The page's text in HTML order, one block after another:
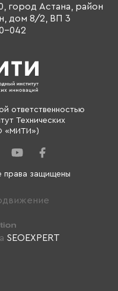
ответственностью
Технических
«МИТИ»)
защищены
SEOEXPERT
город Астана, район
дом 8/2, ВП 3
042